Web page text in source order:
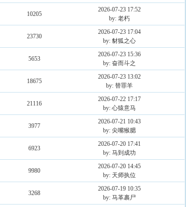
10205
2026-07-23 17:52
by: 老朽
23730
2026-07-23 17:04
by: 豺狐之心
5653
2026-07-23 15:36
by: 奋而斗之
18675
2026-07-23 13:02
by: 替罪羊
21116
2026-07-22 17:17
by: 心猿意马
3977
2026-07-21 10:43
by: 尖嘴猴腮
6923
2026-07-20 17:41
by: 马到成功
9980
2026-07-20 14:45
by: 天师执位
3268
2026-07-19 10:35
by: 马革裹尸